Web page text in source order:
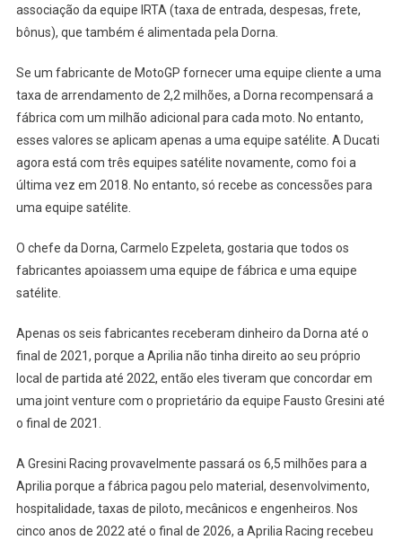
associação da equipe IRTA (taxa de entrada, despesas, frete,
bônus), que também é alimentada pela Dorna.
Se um fabricante de MotoGP fornecer uma equipe cliente a uma
taxa de arrendamento de 2,2 milhões, a Dorna recompensará a
fábrica com um milhão adicional para cada moto. No entanto,
esses valores se aplicam apenas a uma equipe satélite. A Ducati
agora está com três equipes satélite novamente, como foi a
última vez em 2018. No entanto, só recebe as concessões para
uma equipe satélite.
O chefe da Dorna, Carmelo Ezpeleta, gostaria que todos os
fabricantes apoiassem uma equipe de fábrica e uma equipe
satélite.
Apenas os seis fabricantes receberam dinheiro da Dorna até o
final de 2021, porque a Aprilia não tinha direito ao seu próprio
local de partida até 2022, então eles tiveram que concordar em
uma joint venture com o proprietário da equipe Fausto Gresini até
o final de 2021.
A Gresini Racing provavelmente passará os 6,5 milhões para a
Aprilia porque a fábrica pagou pelo material, desenvolvimento,
hospitalidade, taxas de piloto, mecânicos e engenheiros. Nos
cinco anos de 2022 até o final de 2026, a Aprilia Racing recebeu